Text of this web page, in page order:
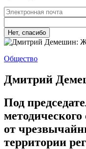
Нет, спасибо
Общество
Дмитрий
Под
от
территории